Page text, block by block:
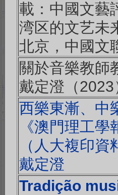
載：中國文藝
湾区的文艺未
北京，中國文
關於音樂教師
戴定澄（
西樂東漸、中
《澳門理工
（人大複印
戴定澄
Tradição